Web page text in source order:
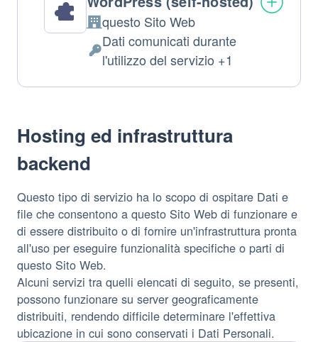
Azienda:
questo Sito Web
Dati
Dati comunicati durante
l'utilizzo del servizio +1
Hosting ed infrastruttura
backend
Questo tipo di servizio ha lo scopo di ospitare Dati e
file che consentono a questo Sito Web di funzionare e
di essere distribuito o di fornire un'infrastruttura pronta
all'uso per eseguire funzionalità specifiche o parti di
questo Sito Web.
Alcuni servizi tra quelli elencati di seguito, se presenti,
possono funzionare su server geograficamente
distribuiti, rendendo difficile determinare l'effettiva
ubicazione in cui sono conservati i Dati Personali.